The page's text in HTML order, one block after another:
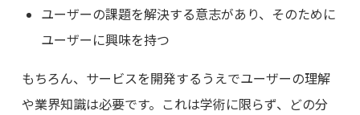
ユーザーの課題を解決する意志があり、そのために
ユーザーに興味を持つ
もちろん、サービスを開発するうえでユーザーの理解
や業界知識は必要です。これは学術に限らず、どの分